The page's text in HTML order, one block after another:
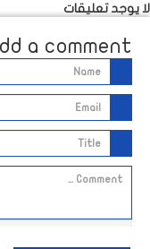
لا يوجد تعليقات
a comment